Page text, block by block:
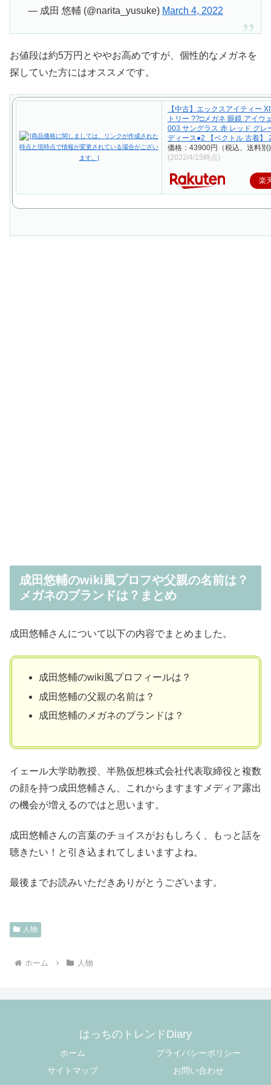
— 成田 悠輔 (@narita_yusuke) March 4, 2022
お値段は約5万円とややお高めですが、個性的なメガネを
探していた方にはオススメです。
【中古】エックスアイティー
トリー ??□メガネ 眼鏡 アイウ
003 サングラス 赤 レッド グレ
ディース●2 【ベクトル 古着】
価格：43900円（税込、送料別)
(2022/4/15時点)
楽
成田悠輔のwiki風プロフや父親の名前は？
メガネのブランドは？まとめ
成田悠輔さんについて以下の内容でまとめました。
成田悠輔のwiki風プロフィールは？
成田悠輔の父親の名前は？
成田悠輔のメガネのブランドは？
イェール大学助教授、半熟仮想株式会社代表取締役と複数
の顔を持つ成田悠輔さん、これからますますメディア露出
の機会が増えるのではと思います。
成田悠輔さんの言葉のチョイスがおもしろく、もっと話を
聴きたい！と引き込まれてしまいますよね。
最後までお読みいただきありがとうございます。
人物
ホーム 人物
はっちのトレンドDiary
ホーム
プライバシーポリシー
サイトマップ
お問い合わせ